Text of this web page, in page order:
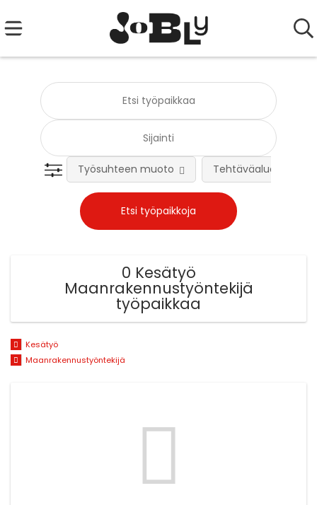
Työsuhteen muoto Tehtäväalue
0 Kesätyö
Maanrakennustyöntekijä
työpaikkaa
Kesätyö
Maanrakennustyöntekijä